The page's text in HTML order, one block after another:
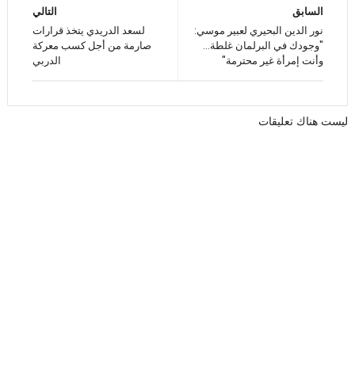
التالي
لسعد الدريدي يتخذ قرارات
صارمة من أجل كسب معركة
الدربي
السابق
نور الدين البحيري لعبير موسي:
"وجودك في البرلمان غلطة...
وأنت إمرأة غير محترمة"
ليست هناك تعليقات